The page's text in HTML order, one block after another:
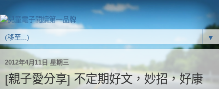
▼
2012年4月11日 星期三
[親子愛分享] 不定期好文，妙招，好康